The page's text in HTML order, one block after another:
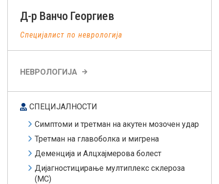
Д-р Ванчо Георгиев
Специјалист по неврологија
НЕВРОЛОГИЈА
СПЕЦИЈАЛНОСТИ
Симптоми и третман на акутен мозочен удар
Третман на главоболка и мигрена
Деменција и Алцхајмерова болест
Дијагностицирање мултиплекс склероза
(МС)